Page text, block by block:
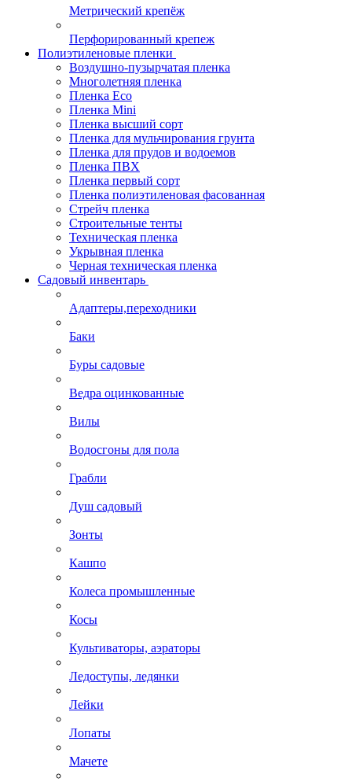
Метрический крепёж
Перфорированный крепеж
Полиэтиленовые пленки
Воздушно-пузырчатая пленка
Многолетняя пленка
Пленка Eco
Пленка Mini
Пленка высший сорт
Пленка для мульчирования грунта
Пленка для прудов и водоемов
Пленка ПВХ
Пленка первый сорт
Пленка полиэтиленовая фасованная
Стрейч пленка
Строительные тенты
Техническая пленка
Укрывная пленка
Черная техническая пленка
Садовый инвентарь
Адаптеры,переходники
Баки
Буры садовые
Ведра оцинкованные
Вилы
Водосгоны для пола
Грабли
Душ садовый
Зонты
Кашпо
Колеса промышленные
Косы
Культиваторы, аэраторы
Ледоступы, ледянки
Лейки
Лопаты
Мачете